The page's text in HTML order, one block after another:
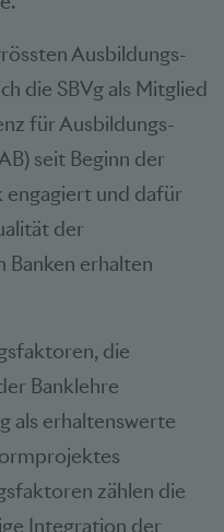
Ausbildungs-
die SBVg als Mitglied
für Ausbildungs-
seit Beginn der
engagiert und dafür
der
Banken erhalten
die
Banklehre
als erhaltenswerte
zählen die
Integration der